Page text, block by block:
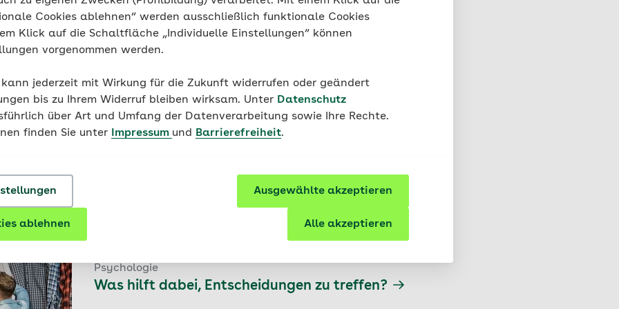
Cookies ablehnen“ werden ausschließlich funktionale Cookies
Klick auf die Schaltfläche „Individuelle Einstellungen“ können
vorgenommen werden.
kann jederzeit mit Wirkung für die Zukunft widerrufen oder geändert
bis zu Ihrem Widerruf bleiben wirksam. Unter Datenschutz
über Art und Umfang der Datenverarbeitung sowie Ihre Rechte.
finden Sie unter
Impressum und Barrierefreiheit.
Ausgewählte akzeptieren
ablehnen Alle akzeptieren
sich Menschen? Dunning und Kruger führen den Effekt auf einen Mangel
Das bedeutet, dass man nicht in der Lage ist, die eigenen kognitiven
Gedanken, Wahrnehmungen oder Entscheidungen) zu reflektieren.
die Fähigkeit, dies zu erkennen. Zum Beispiel: Die Fähigkeit, einen Satz
die gleiche, wie die Fähigkeit zu erkennen, ob ein Satz richtig oder falsch
nach David Dunning, dass das Wissen, das man benötigt, um ein
das gleiche Wissen ist, das man benötigt, um zu erkennen, ob ein Urteil
zum Thema
Psychologie
Was hilft dabei, Entscheidungen zu treffen?